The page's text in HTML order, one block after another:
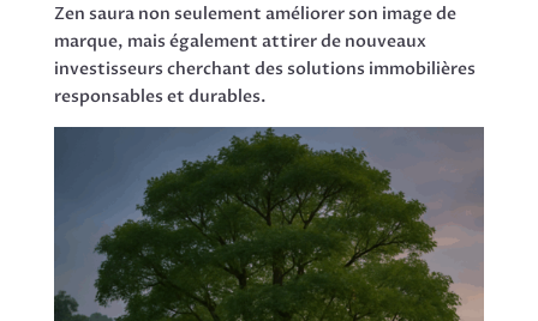
Zen saura non seulement améliorer son image de
marque, mais également attirer de nouveaux
investisseurs cherchant des solutions immobilières
responsables et durables.